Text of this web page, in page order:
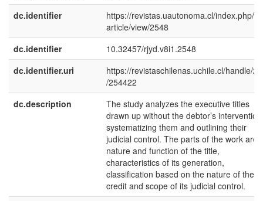
dc.identifier
https://revistas.uautonoma.cl/index.php/
article/view/2548
dc.identifier
10.32457/rjyd.v8i1.2548
dc.identifier.uri
https://revistaschilenas.uchile.cl/handle/
/254422
dc.description
The study analyzes the executive titles
drawn up without the debtor’s
systematizing them and outlining their
judicial control. The parts of the work are
nature and function of the title,
characteristics of its generation,
classification based on the nature of the
credit and scope of its judicial control.